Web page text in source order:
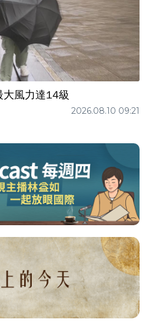
登陸中國浙江 最大風力達14級
2026.08.10 09:21